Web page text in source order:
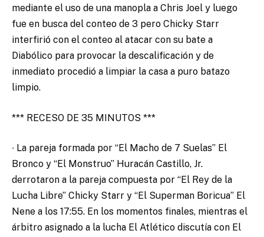
mediante el uso de una manopla a Chris Joel y luego
fue en busca del conteo de 3 pero Chicky Starr
interfirió con el conteo al atacar con su bate a
Diabólico para provocar la descalificación y de
inmediato procedió a limpiar la casa a puro batazo
limpio.
*** RECESO DE 35 MINUTOS ***
∙ La pareja formada por “El Macho de 7 Suelas” El
Bronco y “El Monstruo” Huracán Castillo, Jr.
derrotaron a la pareja compuesta por “El Rey de la
Lucha Libre” Chicky Starr y “El Superman Boricua” El
Nene a los 17:55. En los momentos finales, mientras el
árbitro asignado a la lucha El Atlético discutía con El